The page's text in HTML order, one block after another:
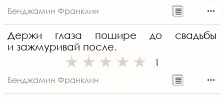
Бенджамин Франклин
Держи глаза пошире до свадьбы
и зажмуривай после.
1
Бенджамин Франклин